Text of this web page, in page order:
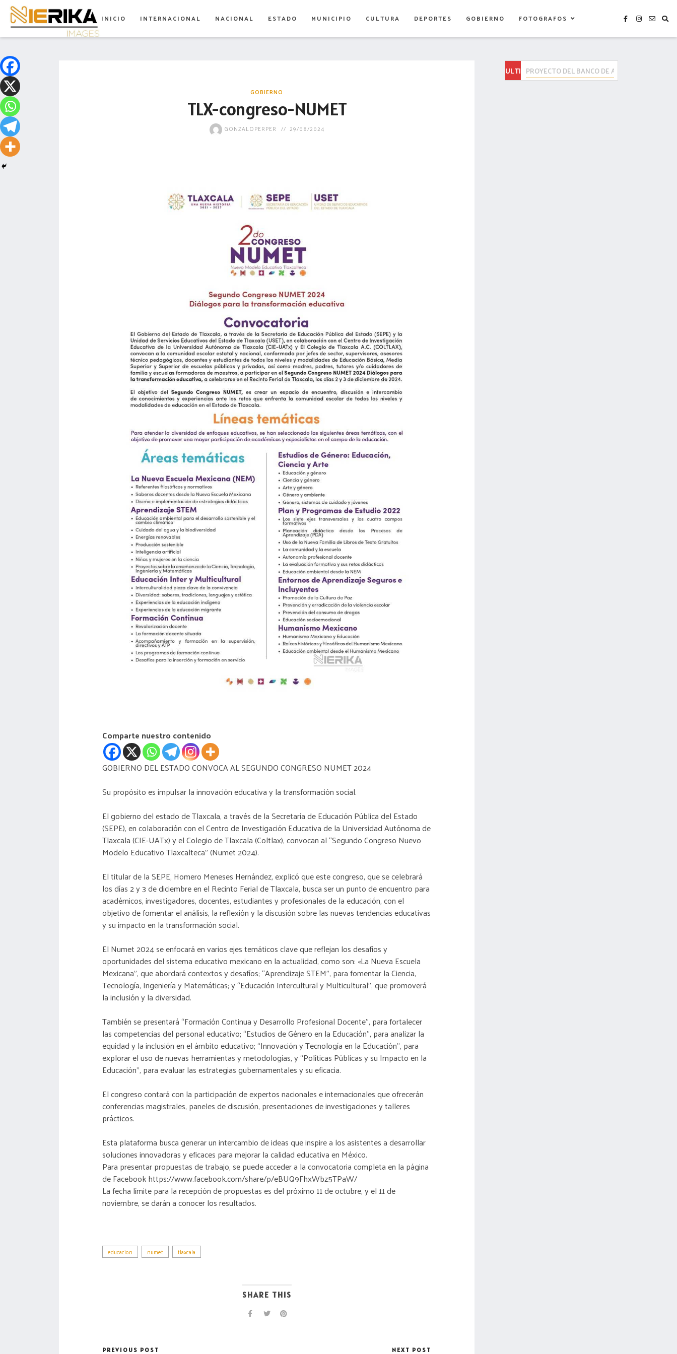
INICIO INTERNACIONAL NACIONAL ESTADO MUNICIPIO CULTURA DEPORTES GOBIERNO FOTOGRAFOS
GOBIERNO
TLX-congreso-NUMET
GONZALOPERPER 29/08/2024
Comparte nuestro contenido
GOBIERNO DEL ESTADO CONVOCA AL SEGUNDO CONGRESO NUMET 2024
Su propósito es impulsar la innovación educativa y la transformación social.
El gobierno del estado de Tlaxcala, a través de la Secretaría de Educación Pública del Estado
(SEPE), en colaboración con el Centro de Investigación Educativa de la Universidad Autónoma de
Tlaxcala (CIE-UATx) y el Colegio de Tlaxcala (Coltlax), convocan al “Segundo Congreso Nuevo
Modelo Educativo Tlaxcalteca” (Numet 2024).
El titular de la SEPE, Homero Meneses Hernández, explicó que este congreso, que se celebrará
los días 2 y 3 de diciembre en el Recinto Ferial de Tlaxcala, busca ser un punto de encuentro para
académicos, investigadores, docentes, estudiantes y profesionales de la educación, con el
objetivo de fomentar el análisis, la reflexión y la discusión sobre las nuevas tendencias educativas
y su impacto en la transformación social.
El Numet 2024 se enfocará en varios ejes temáticos clave que reflejan los desafíos y
oportunidades del sistema educativo mexicano en la actualidad, como son: «La Nueva Escuela
Mexicana”, que abordará contextos y desafíos; “Aprendizaje STEM”, para fomentar la Ciencia,
Tecnología, Ingeniería y Matemáticas; y “Educación Intercultural y Multicultural”, que promoverá
la inclusión y la diversidad.
También se presentará “Formación Continua y Desarrollo Profesional Docente”, para fortalecer
las competencias del personal educativo; “Estudios de Género en la Educación”, para analizar la
equidad y la inclusión en el ámbito educativo; “Innovación y Tecnología en la Educación”, para
explorar el uso de nuevas herramientas y metodologías, y “Políticas Públicas y su Impacto en la
Educación”, para evaluar las estrategias gubernamentales y su eficacia.
El congreso contará con la participación de expertos nacionales e internacionales que ofrecerán
conferencias magistrales, paneles de discusión, presentaciones de investigaciones y talleres
prácticos.
Esta plataforma busca generar un intercambio de ideas que inspire a los asistentes a desarrollar
soluciones innovadoras y eficaces para mejorar la calidad educativa en México.
Para presentar propuestas de trabajo, se puede acceder a la convocatoria completa en la página
de Facebook https://www.facebook.com/share/p/eBUQ9FhxWbz5TPaW/
La fecha límite para la recepción de propuestas es del próximo 11 de octubre, y el 11 de
noviembre, se darán a conocer los resultados.
educacion numet tlaxcala
SHARE THIS
PREVIOUS POST NEXT POST
ULTIMASTLAXCALA SE SUMARÁ A LA JORNADA
aamtlax
abanderamiento
abasto
abejas
abogadas
abuelos
acceso
accidente